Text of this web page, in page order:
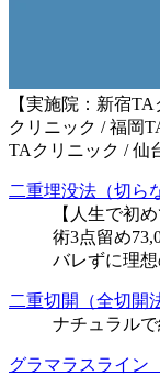
【実施院：新宿
クリニック / 福岡
TAクリニック / 仙
二重埋没法（切ら
【人生で初
術3点留め
バレずに理
二重切開（全切開
ナチュラル
グラマラスライン